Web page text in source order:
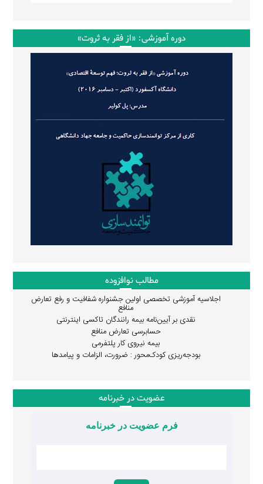
دوره آموزشی: «از فقر به ثروت»
مطالب نوافزوده
اجلاسیه آموزشی تخصصی اولین جشنواره شفافیت و رفع تعارض
منافع
نقدی بر آیین‌نامه بیمه رانندگان تاکسی اینترنتی
حسابرسی تعارض منافع
بیمه نیروی کار پلتفرمی
بودجه‌ریزی کودک‌محور : ضرورت، الزامات و پیامدها
عضویت در خبرنامه
فرم عضویت در خبرنامه